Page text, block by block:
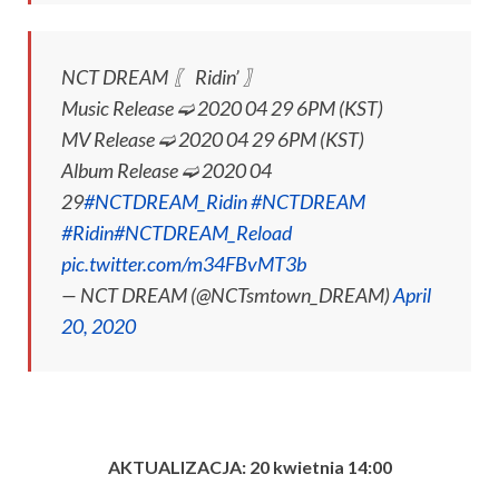
NCT DREAM 〖 Ridin’ 〗
Music Release ➫ 2020 04 29 6PM (KST)
MV Release ➫ 2020 04 29 6PM (KST)
Album Release ➫ 2020 04
29#NCTDREAM_Ridin#NCTDREAM
#Ridin#NCTDREAM_Reload
pic.twitter.com/m34FBvMT3b
— NCT DREAM (@NCTsmtown_DREAM)April
20, 2020
AKTUALIZACJA: 20 kwietnia 14:00